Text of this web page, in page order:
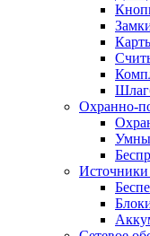
Охранно-